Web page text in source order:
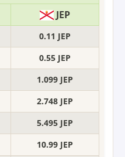
JEP
0.11 JEP
0.55 JEP
1.099 JEP
2.748 JEP
5.495 JEP
10.99 JEP